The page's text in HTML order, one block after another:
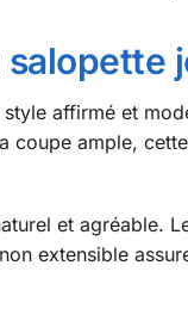
salopette
style affirmé et
ample,
et agréable.
extensible